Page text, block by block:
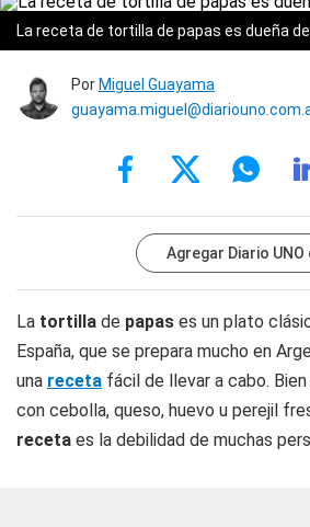
La receta de tortilla de papas es dueña
Por Miguel Guayama
Agregar Diario UNO
La tortilla de papas es un plato
España, que se prepara mucho en
una receta fácil de llevar a cabo.
con cebolla, queso, huevo u perejil
receta es la debilidad de muchas